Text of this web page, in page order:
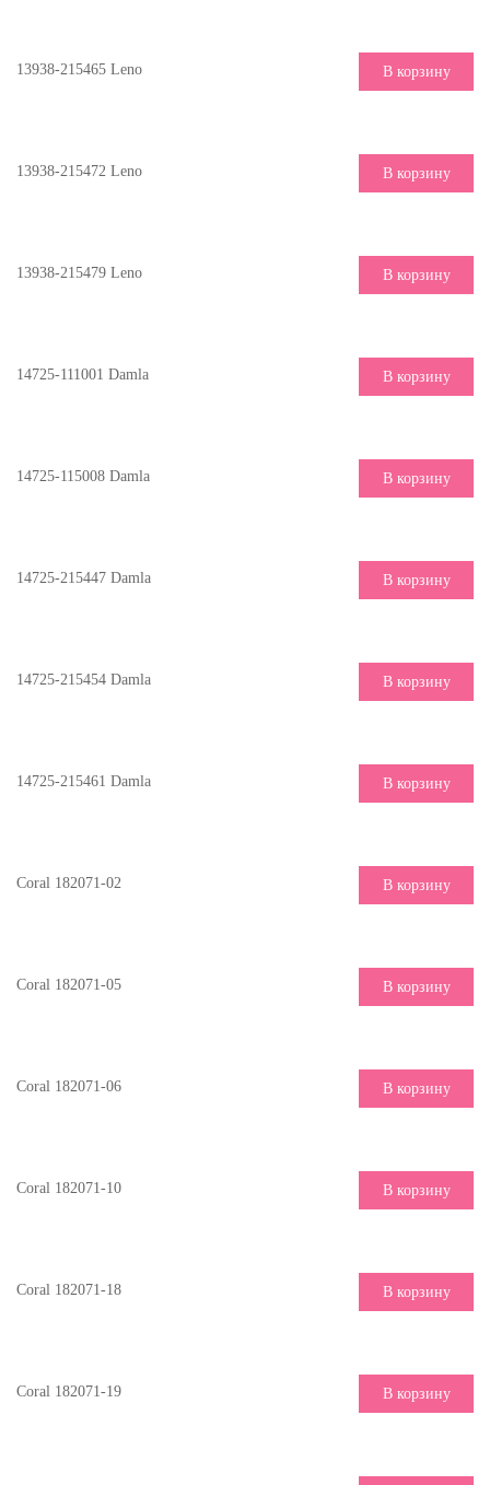
13938-215465 Leno В корзину
13938-215472 Leno В корзину
13938-215479 Leno В корзину
14725-111001 Damla В корзину
14725-115008 Damla В корзину
14725-215447 Damla В корзину
14725-215454 Damla В корзину
14725-215461 Damla В корзину
Coral 182071-02 В корзину
Coral 182071-05 В корзину
Coral 182071-06 В корзину
Coral 182071-10 В корзину
Coral 182071-18 В корзину
Coral 182071-19 В корзину